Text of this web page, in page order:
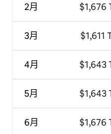
2月
3月
4月
5月
6月
$1,676
$1,611
$1,643
$1,643
$1,676